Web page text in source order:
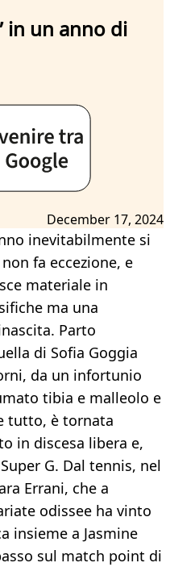
in un anno di
December 17, 2024
inevitabilmente si
fa eccezione, e
materiale in
ma una
Parto
di Sofia Goggia
da un infortunio
tibia e malleolo e
tutto, è tornata
in discesa libera e,
G. Dal tennis, nel
Errani, che a
odissee ha vinto
insieme a Jasmine
sul match point di